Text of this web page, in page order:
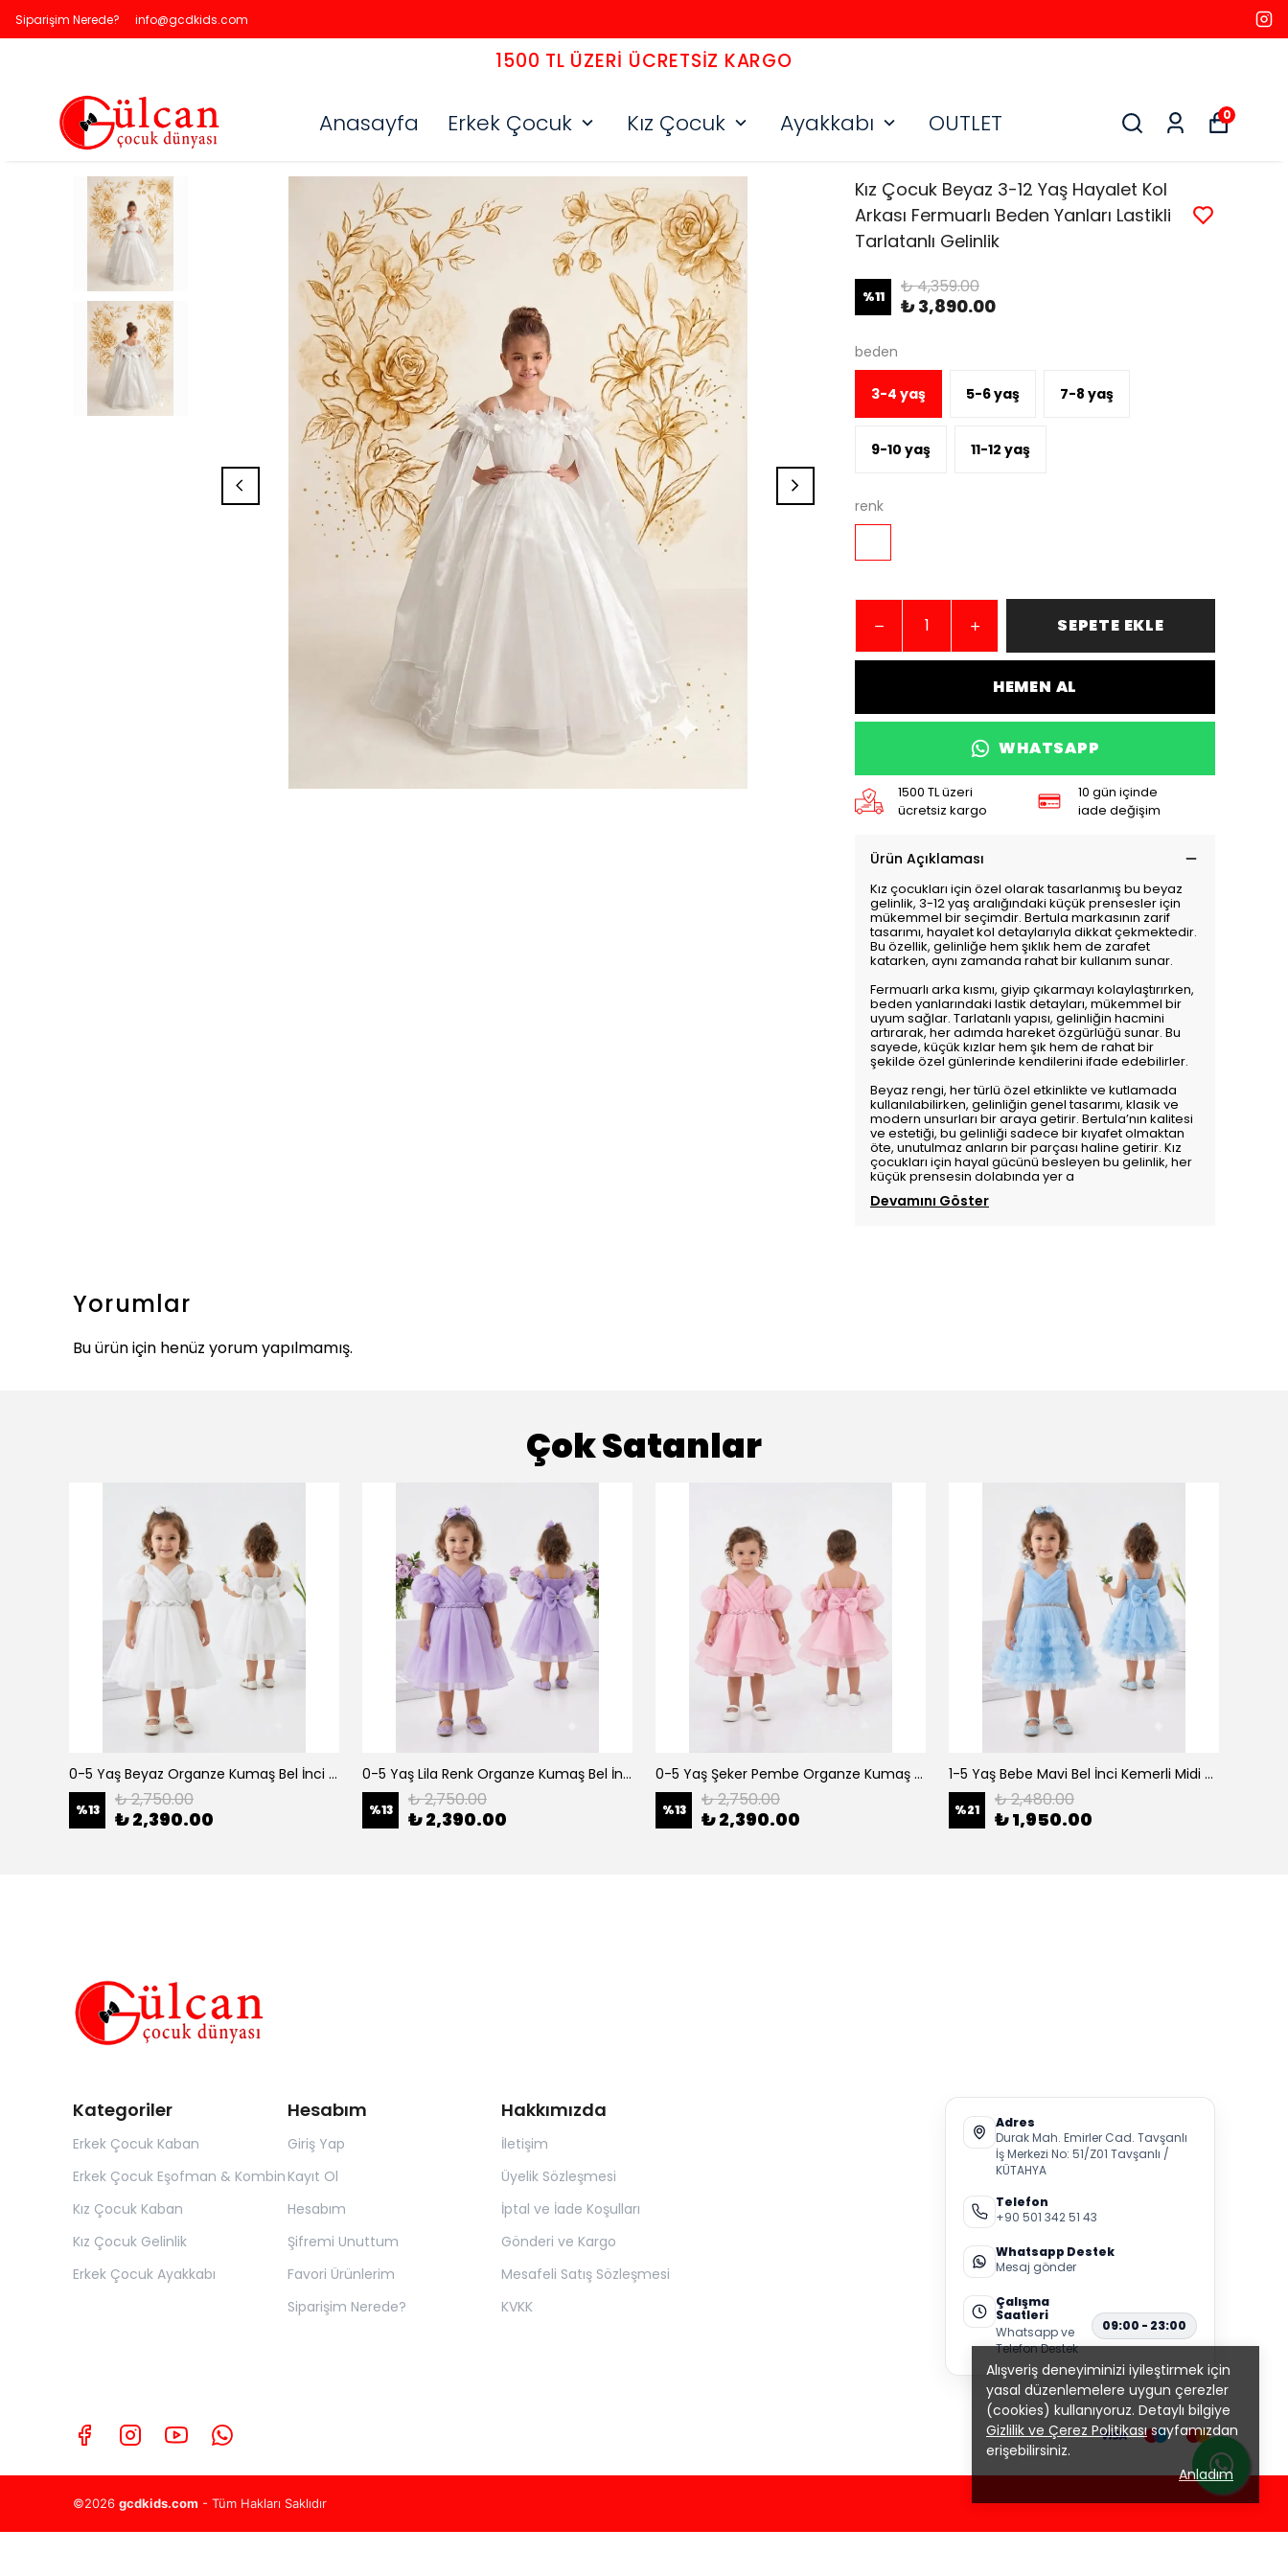
Siparişim Nerede? info@gcdkids.com
1500 TL ÜZERI ÜCRETSIZ KARGO
Anasayfa Erkek Çocuk Kız Çocuk Ayakkabı OUTLET 0
Alışveriş deneyiminizi iyileştirmek için
yasal düzenlemelere uygun çerezler
(cookies) kullanıyoruz. Detaylı bilgiye
Gizlilik ve Çerez Politikasısayfamızdan
erişebilirsiniz.
Anladım
Kız Çocuk Beyaz 3-12 Yaş Hayalet Kol
Arkası Fermuarlı Beden Yanları Lastikli
Tarlatanlı Gelinlik
%11 ₺ 4,359.00
₺ 3,890.00
beden
3-4 yaş 5-6 yaş 7-8 yaş
9-10 yaş 11-12 yaş
renk
SEPETE EKLE
HEMEN AL
WHATSAPP
1500 TL üzeri
ücretsiz kargo
10 gün içinde
iade değişim
Ürün Açıklaması
Kız çocukları için özel olarak tasarlanmış bu beyaz
gelinlik, 3-12 yaş aralığındaki küçük prensesler için
mükemmel bir seçimdir. Bertula markasının zarif
tasarımı, hayalet kol detaylarıyla dikkat çekmektedir.
Bu özellik, gelinliğe hem şıklık hem de zarafet
katarken, aynı zamanda rahat bir kullanım sunar.
Fermuarlı arka kısmı, giyip çıkarmayı kolaylaştırırken,
beden yanlarındaki lastik detayları, mükemmel bir
uyum sağlar. Tarlatanlı yapısı, gelinliğin hacmini
artırarak, her adımda hareket özgürlüğü sunar. Bu
sayede, küçük kızlar hem şık hem de rahat bir
şekilde özel günlerinde kendilerini ifade edebilirler.
Beyaz rengi, her türlü özel etkinlikte ve kutlamada
kullanılabilirken, gelinliğin genel tasarımı, klasik ve
modern unsurları bir araya getirir. Bertula’nın kalitesi
ve estetiği, bu gelinliği sadece bir kıyafet olmaktan
öte, unutulmaz anların bir parçası haline getirir. Kız
çocukları için hayal gücünü besleyen bu gelinlik, her
küçük prensesin dolabında yer a
Devamını Göster
Yorumlar
Bu ürün için henüz yorum yapılmamış.
Çok Satanlar
0-5 Yaş Beyaz Organze Kumaş Bel İnci Kemerli Midi Boy Arkası Lastikli Abiye
%13 ₺ 2,750.00
₺ 2,390.00
0-5 Yaş Lila Renk Organze Kumaş Bel İnci Kemerli Midi Boy Arkası Lastikli Abiye
%13 ₺ 2,750.00
₺ 2,390.00
0-5 Yaş Şeker Pembe Organze Kumaş Bel İnci Kemerli Midi Boy Arkası Lastikli Abiye
%13 ₺ 2,750.00
₺ 2,390.00
1-5 Yaş Bebe Mavi Bel İnci Kemerli Midi Boy Arkası Lastikli Tütü Bebe Abiye
%21 ₺ 2,480.00
₺ 1,950.00
Kategoriler
Erkek Çocuk Kaban
Erkek Çocuk Eşofman & Kombin
Kız Çocuk Kaban
Kız Çocuk Gelinlik
Erkek Çocuk Ayakkabı
Hesabım
Giriş Yap
Kayıt Ol
Hesabım
Şifremi Unuttum
Favori Ürünlerim
Siparişim Nerede?
Hakkımızda
İletişim
Üyelik Sözleşmesi
İptal ve İade Koşulları
Gönderi ve Kargo
Mesafeli Satış Sözleşmesi
KVKK
Adres
Durak Mah. Emirler Cad. Tavşanlı
İş Merkezi No: 51/Z01 Tavşanlı /
KÜTAHYA
Telefon
+90 501 342 51 43
Whatsapp Destek
Mesaj gönder
Çalışma
Saatleri
Whatsapp ve
Telefon Destek
09:00 - 23:00
©2026 gcdkids.com - Tüm Hakları Saklıdır